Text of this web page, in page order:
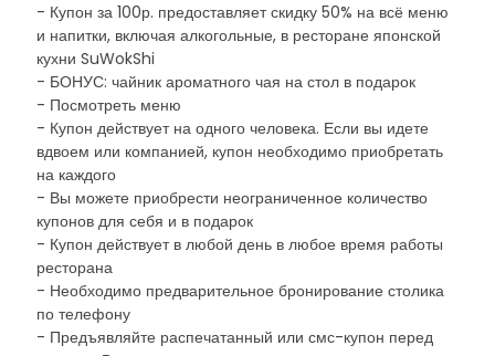
- Купон за 100р. предоставляет скидку 50% на всё меню
и напитки, включая алкогольные, в ресторане японской
кухни SuWokShi
- БОНУС: чайник ароматного чая на стол в подарок
- Посмотреть меню
- Купон действует на одного человека. Если вы идете
вдвоем или компанией, купон необходимо приобретать
на каждого
- Вы можете приобрести неограниченное количество
купонов для себя и в подарок
- Купон действует в любой день в любое время работы
ресторана
- Необходимо предварительное бронирование столика
по телефону
- Предъявляйте распечатанный или смс-купон перед